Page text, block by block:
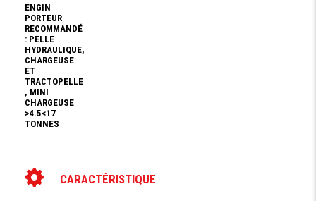
ENGIN
PORTEUR
RECOMMANDÉ
: PELLE
HYDRAULIQUE,
CHARGEUSE
ET
TRACTOPELLE
, MINI
CHARGEUSE
>4.5<17
TONNES
CARACTÉRISTIQUE